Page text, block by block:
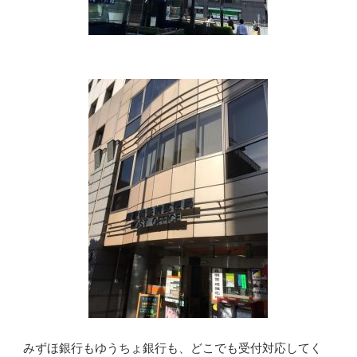
みずほ銀行もゆうちょ銀行も、どこでも受付対応してく